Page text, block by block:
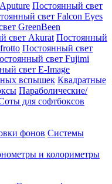
Постоянный свет
свет Falcon Eyes
GreenBeen
свет Akurat Постоянный
Постоянный свет
свет Fujimi
свет E-Image
вспышек Квадратные
Параболические/
для софтбоксов
фонов Системы
и колориметры